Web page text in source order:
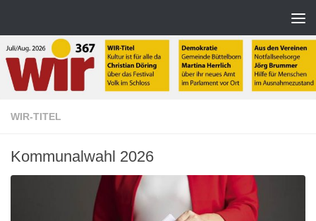
WIR-TITEL
Kommunalwahl 2026